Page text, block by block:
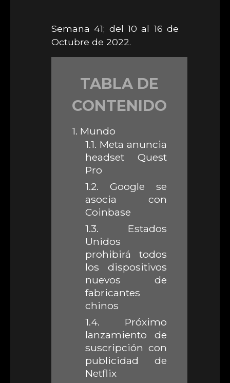
Semana 41; del 10 al 16 de
Octubre de 2022.
TABLA DE
CONTENIDO
1. Mundo
1.1. Meta anuncia
headset Quest
Pro
1.2. Google se
asocia con
Coinbase
1.3. Estados
Unidos
prohibirá todos
los dispositivos
nuevos de
fabricantes
chinos
1.4. Próximo
lanzamiento de
suscripción con
publicidad de
Netflix